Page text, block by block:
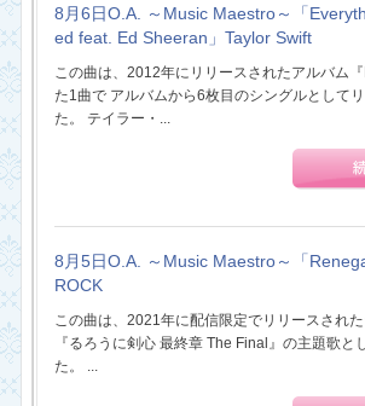
8月6日O.A. ～Music Maestro～「
ed feat. Ed Sheeran」Taylor Swift
この曲は、2012年にリリースされたアルバム
た1曲で アルバムから6枚目のシングルとして
た。 テイラー・...
8月5日O.A. ～Music Maestro～「
ROCK
この曲は、2021年に配信限定でリリースされ
『るろうに剣心 最終章 The Final』の主題歌と
た。 ...